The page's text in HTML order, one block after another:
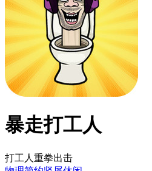
暴走打工人
打工人重拳出击